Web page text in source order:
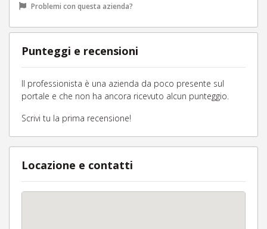
Problemi con questa azienda?
Punteggi e recensioni
Il professionista è una azienda da poco presente sul
portale e che non ha ancora ricevuto alcun punteggio.
Scrivi tu la prima recensione!
Locazione e contatti